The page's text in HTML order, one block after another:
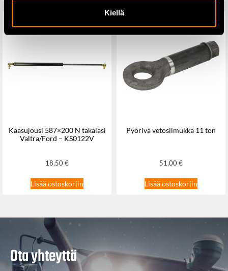
Kiellä
Kaasujousi 587×200 N takalasi
Valtra/Ford – KS0122V
18,50€
Lisää ostoskoriin
Pyörivä vetosilmukka 11 ton
51,00€
Lisää ostoskoriin
Ota yhteyttä